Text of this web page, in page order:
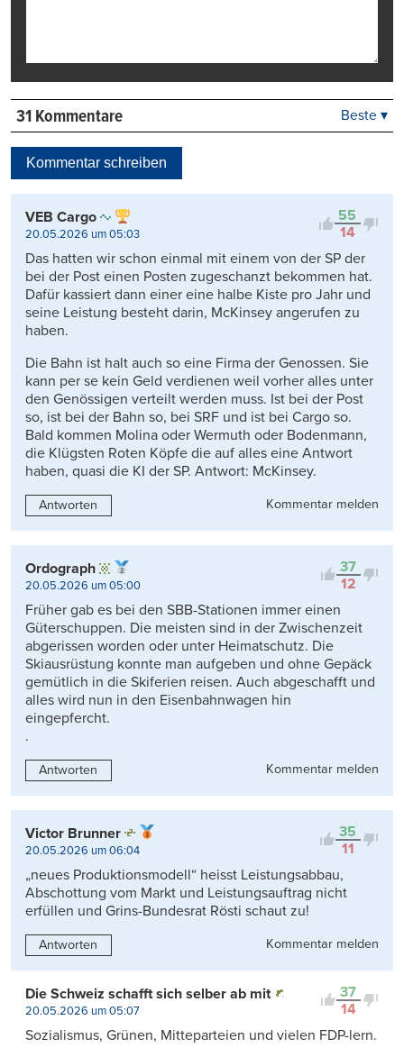
31 Kommentare
Kontrovers
Beste ▾
Kommentar schreiben
55
14
VEB Cargo
20.05.2026 um 05:03
Das hatten wir schon einmal mit einem von der SP der
bei der Post einen Posten zugeschanzt bekommen hat.
Dafür kassiert dann einer eine halbe Kiste pro Jahr und
seine Leistung besteht darin, McKinsey angerufen zu
haben.
Die Bahn ist halt auch so eine Firma der Genossen. Sie
kann per se kein Geld verdienen weil vorher alles unter
den Genössigen verteilt werden muss. Ist bei der Post
so, ist bei der Bahn so, bei SRF und ist bei Cargo so.
Bald kommen Molina oder Wermuth oder Bodenmann,
die Klügsten Roten Köpfe die auf alles eine Antwort
haben, quasi die KI der SP. Antwort: McKinsey.
Antworten Kommentar melden
37
12
Ordograph
20.05.2026 um 05:00
Früher gab es bei den SBB-Stationen immer einen
Güterschuppen. Die meisten sind in der Zwischenzeit
abgerissen worden oder unter Heimatschutz. Die
Skiausrüstung konnte man aufgeben und ohne Gepäck
gemütlich in die Skiferien reisen. Auch abgeschafft und
alles wird nun in den Eisenbahnwagen hin
eingepfercht.
.
Antworten Kommentar melden
35
11
Victor Brunner
20.05.2026 um 06:04
„neues Produktionsmodell“ heisst Leistungsabbau,
Abschottung vom Markt und Leistungsauftrag nicht
erfüllen und Grins-Bundesrat Rösti schaut zu!
Antworten Kommentar melden
37
14
Die Schweiz schafft sich selber ab mit
20.05.2026 um 05:07
Sozialismus, Grünen, Mitteparteien und vielen FDP-lern.